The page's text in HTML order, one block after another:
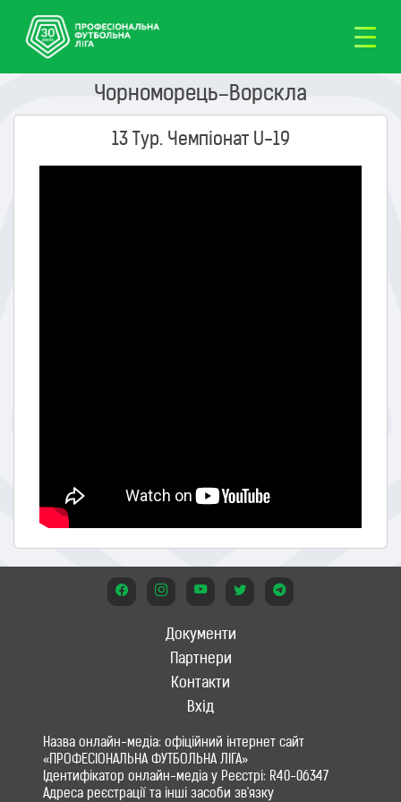
Чорноморець–Ворскла
13 Тур. Чемпіонат U-19
Документи
Партнери
Контакти
Вхід
Назва онлайн-медіа: офіційний інтернет сайт
«ПРОФЕСІОНАЛЬНА ФУТБОЛЬНА ЛІГА»
Ідентифікатор онлайн-медіа у Реєстрі: R40-06347
Адреса реєстрації та інші засоби зв'язку